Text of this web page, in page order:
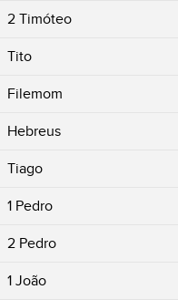
2 Timóteo
Tito
Filemom
Hebreus
Tiago
1 Pedro
2 Pedro
1 João